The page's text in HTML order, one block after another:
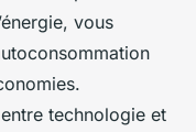
vous
technologie et